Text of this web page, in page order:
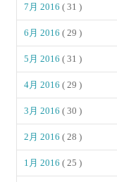
7月 2016( 31 )
6月 2016( 29 )
5月 2016( 31 )
4月 2016( 29 )
3月 2016( 30 )
2月 2016( 28 )
1月 2016( 25 )